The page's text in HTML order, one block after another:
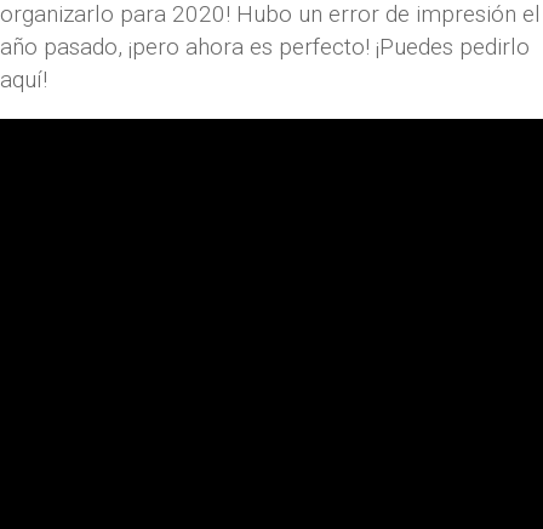
organizarlo para 2020! Hubo un error de impresión el
año pasado, ¡pero ahora es perfecto! ¡Puedes pedirlo
aquí!